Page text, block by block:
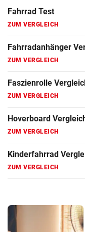
Fahrrad Test
ZUM VERGLEICH
Fahrradanhänger
ZUM VERGLEICH
Faszienrolle
ZUM VERGLEICH
Hoverboard
ZUM VERGLEICH
Kinderfahrrad
ZUM VERGLEICH